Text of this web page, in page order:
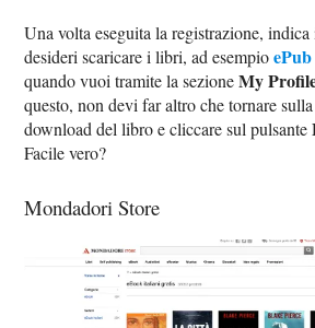
Una volta eseguita la registrazione,
desideri scaricare i libri, ad esempioePub
quando vuoi tramite la sezioneMy
questo, non devi far altro che tornare
download del libro e cliccare sul pulsante
Facile vero?
Mondadori Store